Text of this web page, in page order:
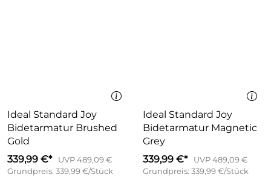
Ideal Standard Joy
Bidetarmatur Brushed
Gold
339,99 €*
UVP 489,09 €
Grundpreis: 339,99 €/Stück
Ideal Standard Joy
Bidetarmatur Magnetic
Grey
339,99 €*
UVP 489,09 €
Grundpreis: 339,99 €/Stück